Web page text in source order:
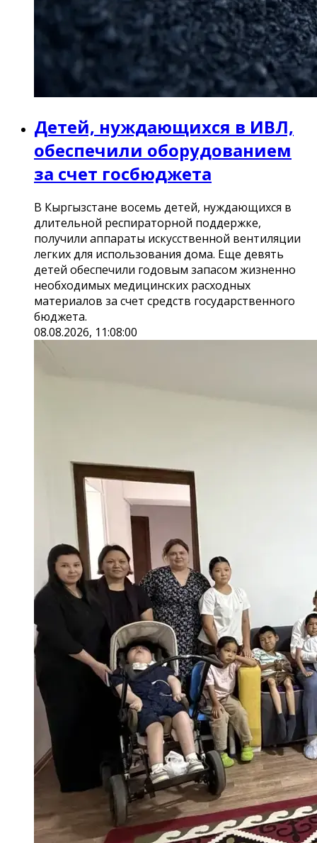
Детей, нуждающихся в ИВЛ,
обеспечили оборудованием
за счет госбюджета
В Кыргызстане восемь детей, нуждающихся в
длительной респираторной поддержке,
получили аппараты искусственной вентиляции
легких для использования дома. Еще девять
детей обеспечили годовым запасом жизненно
необходимых медицинских расходных
материалов за счет средств государственного
бюджета.
08.08.2026, 11:08:00